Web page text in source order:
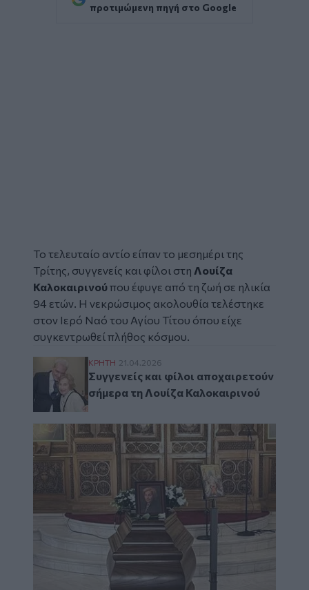
προτιμώμενη πηγή στο Google
Το τελευταίο αντίο είπαν το μεσημέρι της
Τρίτης, συγγενείς και φίλοι στη Λουίζα
Καλοκαιρινούπου έφυγε από τη ζωή σε ηλικία
94 ετών. Η νεκρώσιμος ακολουθία τελέστηκε
στον Ιερό Ναό του Αγίου Τίτου όπου είχε
συγκεντρωθεί πλήθος κόσμου.
Συγγενείς και φίλοι αποχαιρετούν
ΚΡΗΤΗ 21.04.2026
Συγγενείς και φίλοι αποχαιρετούν
σήμερα τη Λουίζα Καλοκαιρινού